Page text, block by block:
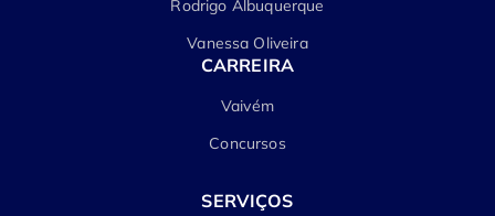
Rodrigo Albuquerque
Vanessa Oliveira
CARREIRA
Vaivém
Concursos
SERVIÇOS